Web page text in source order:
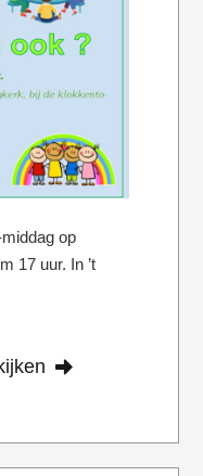
op
17 uur. In ’t